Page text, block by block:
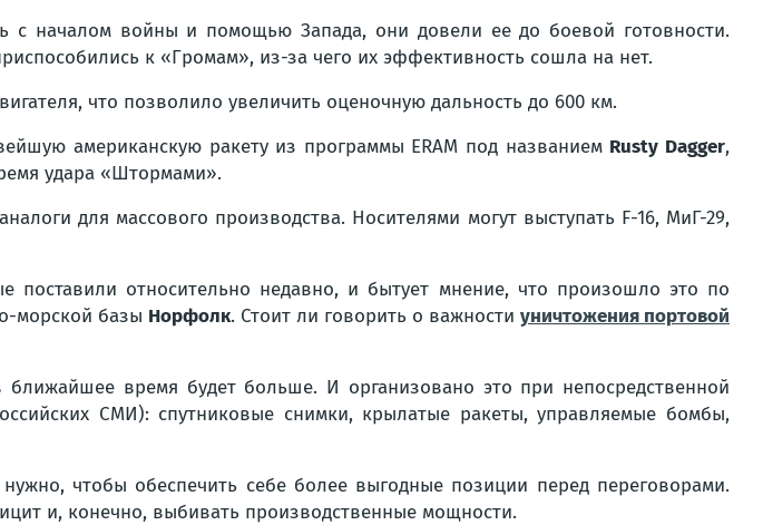
началом войны и помощью Запада, они довели ее до боевой готовности.
к «Громам», из-за чего их эффективность сошла на нет.
что позволило увеличить оценочную дальность до 600 км.
американскую ракету из программы ERAM под названием Rusty Dagger,
удара «Штормами».
для массового производства. Носителями могут выступать F-16, МиГ-29,
поставили относительно недавно, и бытует мнение, что произошло это по
морской базы Норфолк. Стоит ли говорить о важности уничтожения портовой
время будет больше. И организовано это при непосредственной
СМИ): спутниковые снимки, крылатые ракеты, управляемые бомбы,
чтобы обеспечить себе более выгодные позиции перед переговорами.
и, конечно, выбивать производственные мощности.